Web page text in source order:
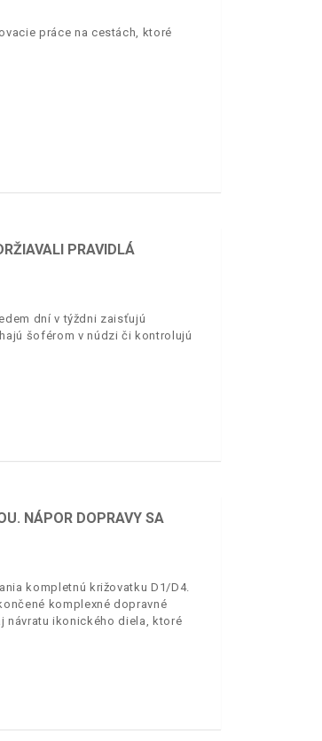
práce na cestách, ktoré
PRAVIDLÁ
dní v týždni zaisťujú
šoférom v núdzi či kontrolujú
NÁPOR DOPRAVY SA
kompletnú križovatku D1/D4.
komplexné dopravné
návratu ikonického diela, ktoré